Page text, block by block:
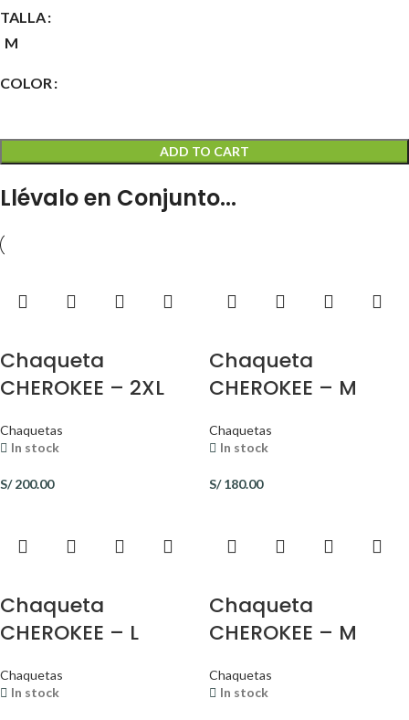
TALLA
M
COLOR
ADD TO CART
Llévalo en Conjunto...
Chaqueta
CHEROKEE – 2XL
Chaquetas
In stock
S/200.00
Chaqueta
CHEROKEE – M
Chaquetas
In stock
S/180.00
Chaqueta
CHEROKEE – L
Chaquetas
In stock
Chaqueta
CHEROKEE – M
Chaquetas
In stock